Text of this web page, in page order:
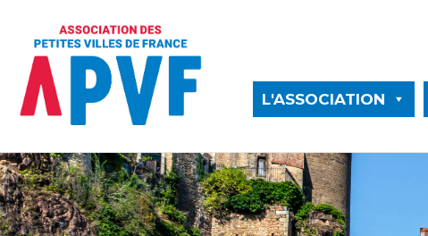
L'ASSOCIATION